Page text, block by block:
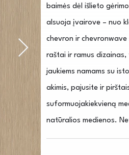
baimės dėl išlieto
alsuoja įvairove – nuo
chevron ir chevronwave
raštai ir ramus
jaukiems namams su
akimis, pajusite ir
suformuojakiekvieną
natūralios medienos.